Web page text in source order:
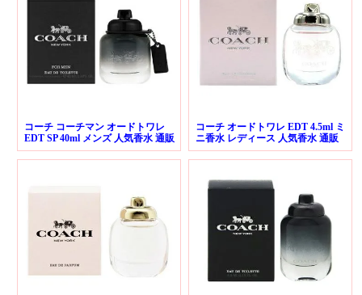
コーチ コーチマン オードトワレ
EDT SP 40ml メンズ 人気香水 通販
コーチ オードトワレ EDT 4.5ml ミ
ニ香水 レディース 人気香水 通販